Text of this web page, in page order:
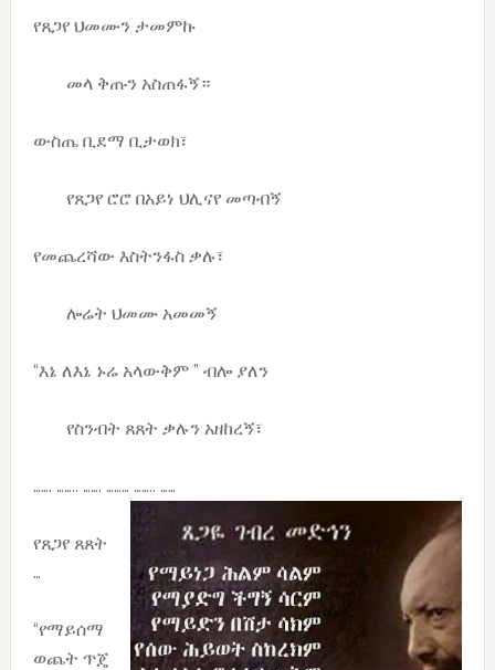
የጸጋየ ህመሙን ታመምኩ
መላ ቅጡን አስጠፋኝ።
ውስጤ ቢደማ ቢታወክ፣
የጸጋየ ሮሮ በአይነ ህሊናየ መጣብኝ
የመጨረሻው እስትንፋስ ቃሉ፣
ሎሬት ህመሙ አመመኝ
“እኔ ለእኔ ኑሬ አላውቅም ” ብሎ ያለን
የስንብት ጸጸት ቃሉን አዘከረኝ፣
……. …….. ……. ……… …….. ……
የጸጋየ ጸጸት
…
“የማይሰማ
ወጨት ጥጄ